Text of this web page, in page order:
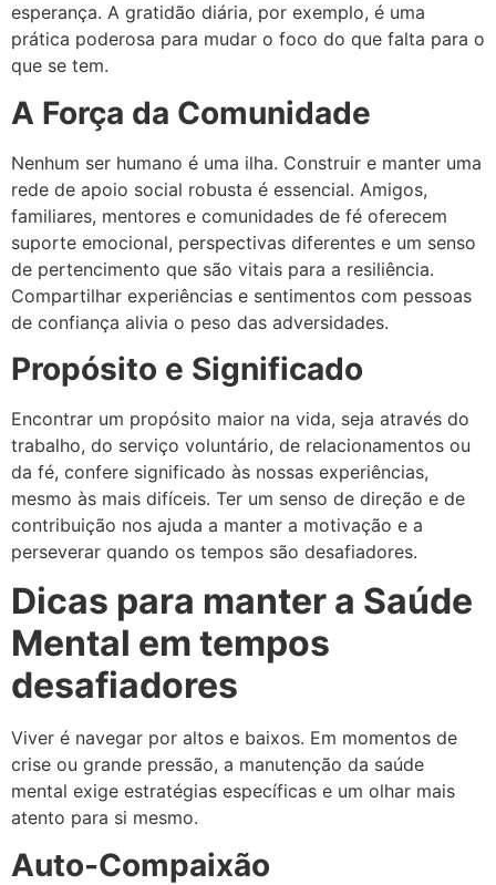
esperança. A gratidão diária, por exemplo, é uma
prática poderosa para mudar o foco do que falta para o
que se tem.
A Força da Comunidade
Nenhum ser humano é uma ilha. Construir e manter uma
rede de apoio social robusta é essencial. Amigos,
familiares, mentores e comunidades de fé oferecem
suporte emocional, perspectivas diferentes e um senso
de pertencimento que são vitais para a resiliência.
Compartilhar experiências e sentimentos com pessoas
de confiança alivia o peso das adversidades.
Propósito e Significado
Encontrar um propósito maior na vida, seja através do
trabalho, do serviço voluntário, de relacionamentos ou
da fé, confere significado às nossas experiências,
mesmo às mais difíceis. Ter um senso de direção e de
contribuição nos ajuda a manter a motivação e a
perseverar quando os tempos são desafiadores.
Dicas para manter a Saúde
Mental em tempos
desafiadores
Viver é navegar por altos e baixos. Em momentos de
crise ou grande pressão, a manutenção da saúde
mental exige estratégias específicas e um olhar mais
atento para si mesmo.
Auto-Compaixão